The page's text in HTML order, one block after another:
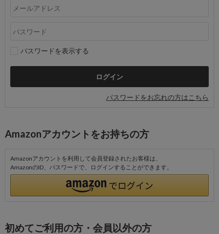
パスワードを表示する
パスワードをお忘れの方はこちら
Amazonアカウントをお持ちの方
Amazonアカウントを利用して会員登録されたお客様は、
AmazonのID、パスワードで、ログインすることができます。
初めてご利用の方・会員以外の方